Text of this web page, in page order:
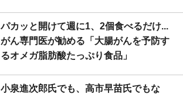
パカッと開けて週に1、2個食べるだけ...
がん専門医が勧める「大腸がんを予防す
るオメガ脂肪酸たっぷり食品」
小泉進次郎氏でも、高市早苗氏でもな